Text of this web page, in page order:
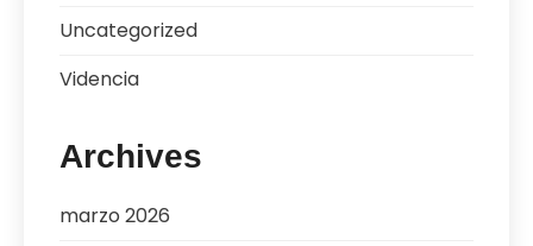
Uncategorized
Videncia
Archives
marzo 2026